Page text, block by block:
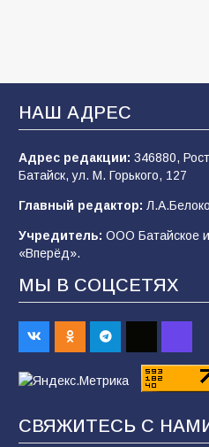
«Мобилизация или
деле происходит в
«Пургу нести — не поля
заявления о
пропагандистский вброс
образовательного
НАШ АДРЕС
Адрес редакции: 346880,
Батайск, ул. М. Горького, 127
Главный редактор:
Учредитель: ООО Батайское
«Вперёд».
МЫ В СОЦСЕТЯХ
СВЯЖИТЕСЬ С